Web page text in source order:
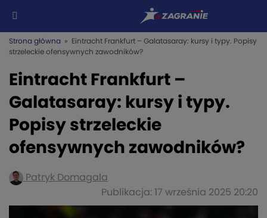
Strona główna » Eintracht Frankfurt – Galatasaray: kursy i typy. Popisy
strzeleckie ofensywnych zawodników?
Eintracht Frankfurt –
Galatasaray: kursy i typy.
Popisy strzeleckie
ofensywnych zawodników?
Patryk Domagala
Publikacja: 17 września 2025 20:20